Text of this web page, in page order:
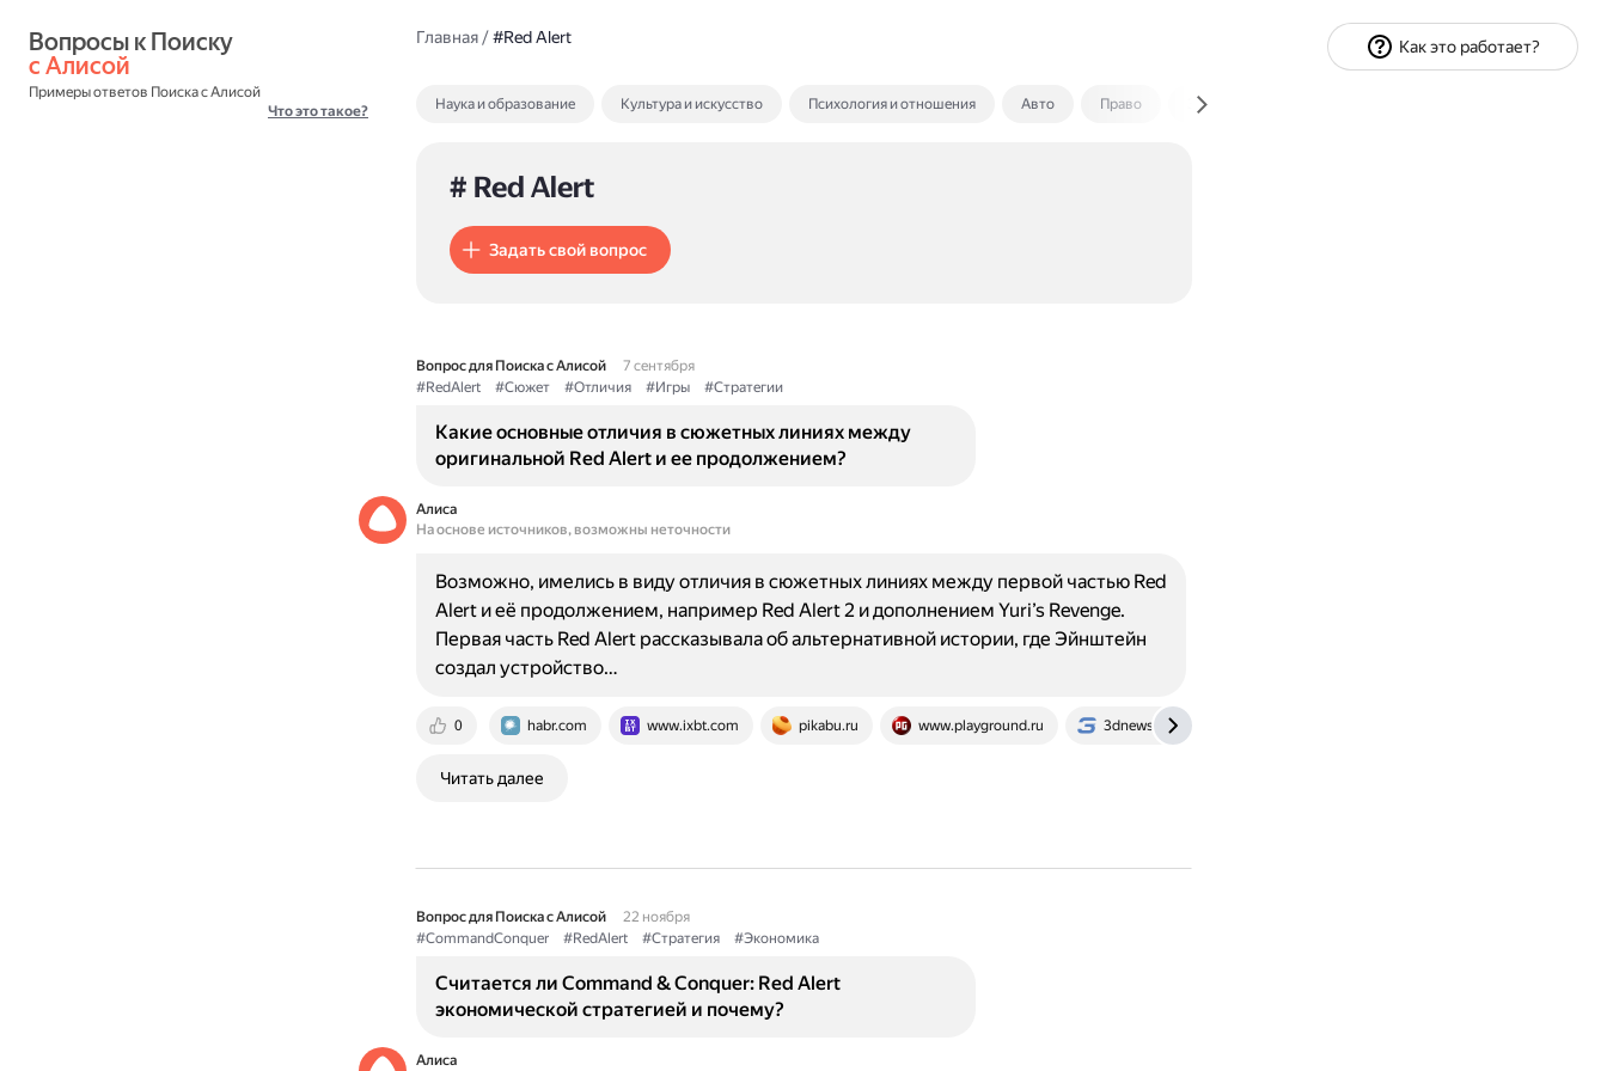
с Алисой
Примеры ответов Поиска с Алисой
Что это такое?
Главная/#Red Alert
Наука и образование Культура и искусство Психология и отношения Авто Право Экономика и финансы
# Red Alert
Задать свой вопрос
Вопрос для Поиска с Алисой
7 сентября
#RedAlert
#Сюжет #Отличия #Игры #Стратегии
Какие основные отличия в сюжетных линиях между
оригинальной Red Alert и ее продолжением?
Алиса
На основе источников, возможны неточности
0 habr.com www.ixbt.com pikabu.ru www.playground.ru 3dnews.ru
Возможно, имелись в виду отличия в сюжетных линиях между первой частью Red
Alert и её продолжением, например Red Alert 2 и дополнением Yuri’s Revenge.
Первая часть Red Alert рассказывала об альтернативной истории, где Эйнштейн
создал устройство…
Читать далее
Вопрос для Поиска с Алисой
22 ноября
#CommandConquer
#RedAlert #Стратегия #Экономика
Считается ли Command & Conquer: Red Alert
экономической стратегией и почему?
Алиса
Как это работает?